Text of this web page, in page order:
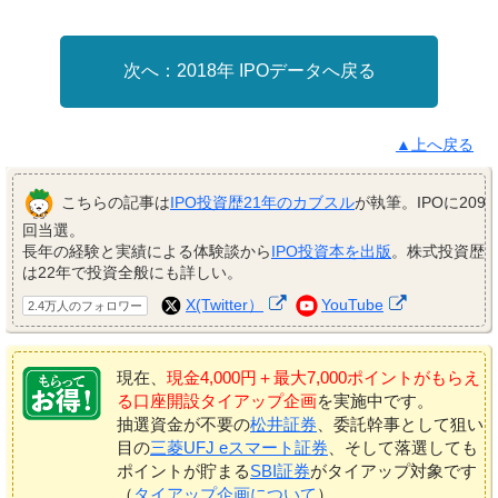
2018年 IPOデータへ戻る
▲上へ戻る
こちらの記事はIPO投資歴21年のカブスルが執筆。IPOに209
回当選。
長年の経験と実績による体験談からIPO投資本を出版。株式投資歴
は22年で投資全般にも詳しい。
2.4万人のフォロワー X(Twitter） YouTube
現在、 現金4,000円＋最大7,000ポイントがもらえ
る口座開設タイアップ企画を実施中です。
抽選資金が不要の松井証券 、委託幹事として狙い
目の三菱UFJ eスマート証券 、そして落選しても
ポイントが貯まるSBI証券がタイアップ対象です